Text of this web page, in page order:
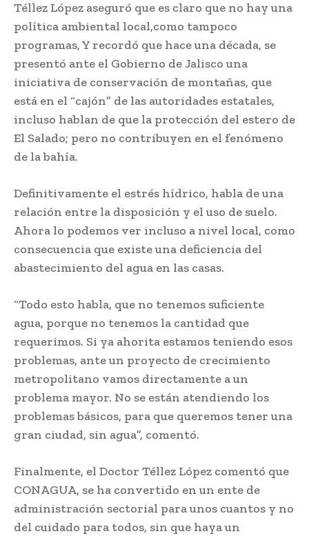
Téllez López aseguró que es claro que no hay una
política ambiental local,como tampoco
programas, Y recordó que hace una década, se
presentó ante el Gobierno de Jalisco una
iniciativa de conservación de montañas, que
está en el “cajón” de las autoridades estatales,
incluso hablan de que la protección del estero de
El Salado; pero no contribuyen en el fenómeno
de la bahía.
Definitivamente el estrés hídrico, habla de una
relación entre la disposición y el uso de suelo.
Ahora lo podemos ver incluso a nivel local, como
consecuencia que existe una deficiencia del
abastecimiento del agua en las casas.
“Todo esto habla, que no tenemos suficiente
agua, porque no tenemos la cantidad que
requerimos. Si ya ahorita estamos teniendo esos
problemas, ante un proyecto de crecimiento
metropolitano vamos directamente a un
problema mayor. No se están atendiendo los
problemas básicos, para que queremos tener una
gran ciudad, sin agua”, comentó.
Finalmente, el Doctor Téllez López comentó que
CONAGUA, se ha convertido en un ente de
administración sectorial para unos cuantos y no
del cuidado para todos, sin que haya un